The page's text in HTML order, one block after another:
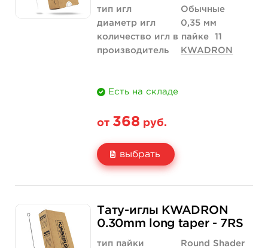
тип игл
Обычные
диаметр игл
0,35 мм
количество игл в пайке
11
производитель
KWADRON
Есть на складе
от 368 руб.
выбрать
Цена
Количество
368 руб.
купить
536 руб.
купить
Тату-иглы KWADRON
0.30mm long taper - 7RS
тип пайки
Round Shader